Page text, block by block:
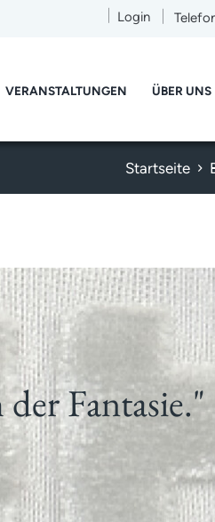
Login
VERANSTALTUNGEN ÜBER UNS
Startseite
Fantasie."